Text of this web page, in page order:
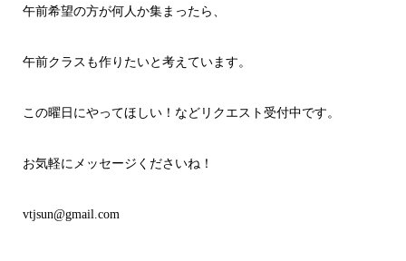
午前希望の方が何人か集まったら、
午前クラスも作りたいと考えています。
この曜日にやってほしい！などリクエスト受付中です。
お気軽にメッセージくださいね！
vtjsun@gmail.com